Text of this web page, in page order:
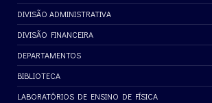
DIVISÃO ADMINISTRATIVA
DIVISÃO FINANCEIRA
DEPARTAMENTOS
BIBLIOTECA
LABORATÓRIOS DE ENSINO DE FÍSICA